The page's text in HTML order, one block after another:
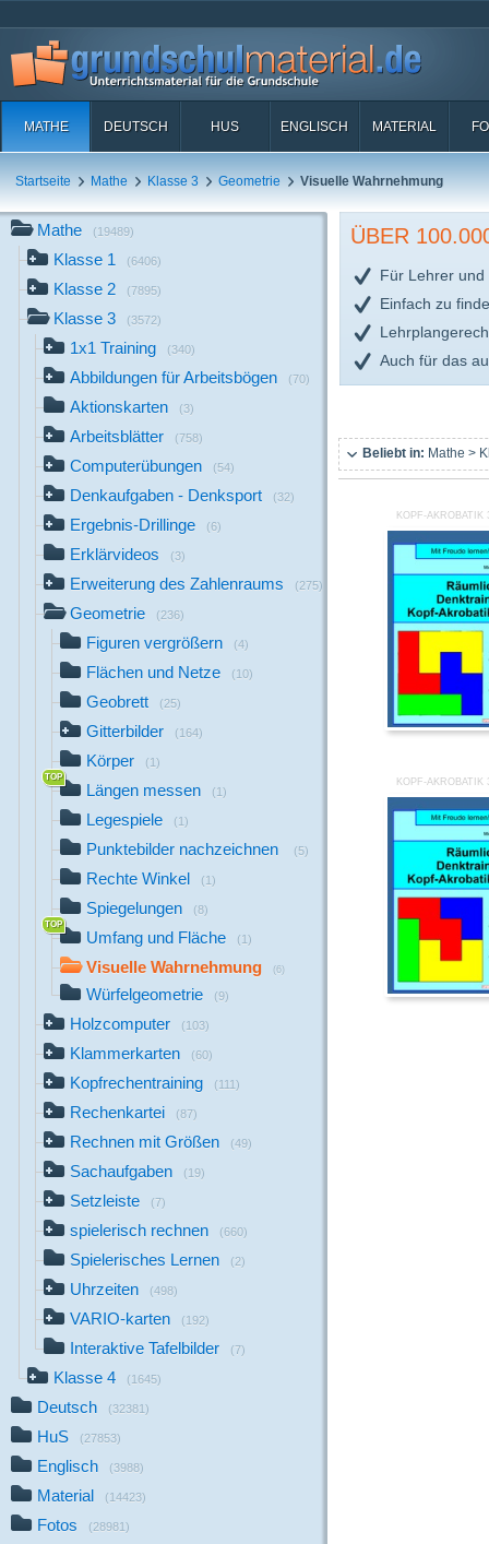
MATHE DEUTSCH HUS ENGLISCH MATERIAL
Startseite Mathe Klasse 3 Geometrie Visuelle Wahrnehmung
Mathe (19489)
Klasse 1 (6406)
Klasse 2 (7895)
Klasse 3 (3572)
1x1 Training (340)
Abbildungen für Arbeitsbögen (70)
Aktionskarten (3)
Arbeitsblätter (758)
Computerübungen (54)
Denkaufgaben - Denksport (32)
Ergebnis-Drillinge (6)
Erklärvideos (3)
Erweiterung des Zahlenraums (275)
Geometrie (236)
Figuren vergrößern (4)
Flächen und Netze (10)
Geobrett (25)
Gitterbilder (164)
Körper (1)
Längen messen (1)
Legespiele (1)
Punktebilder nachzeichnen (5)
Rechte Winkel (1)
Spiegelungen (8)
Umfang und Fläche (1)
Visuelle Wahrnehmung (6)
Würfelgeometrie (9)
Holzcomputer (103)
Klammerkarten (60)
Kopfrechentraining (111)
Rechenkartei (87)
Rechnen mit Größen (49)
Sachaufgaben (19)
Setzleiste (7)
spielerisch rechnen (660)
Spielerisches Lernen (2)
Uhrzeiten (498)
VARIO-karten (192)
Interaktive Tafelbilder (7)
Klasse 4 (1645)
Deutsch (32381)
HuS (27853)
Englisch (3988)
Material (14423)
Fotos (28981)
ÜBER
Für Lehrer und
Einfach zu
Auch für das
Beliebt in: Mathe >
KOPF-AKROBATIK
KOPF-AKROBATIK